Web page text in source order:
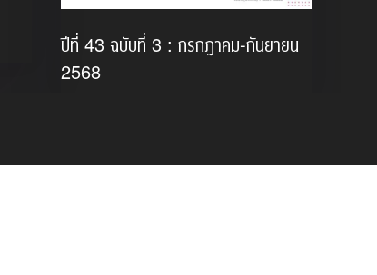
ปีที่ 43 ฉบับที่ 3 : กรกฎาคม-กันยายน
2568